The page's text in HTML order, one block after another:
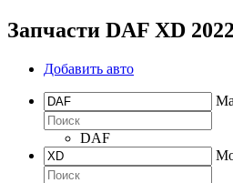
Запчасти DAF XD
Добавить авто
DAF